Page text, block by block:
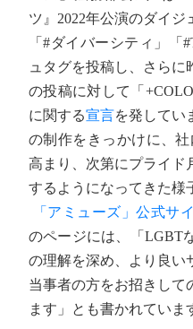
ツ』2022年公演のダイ
「#ダイバーシティ」「
ュタグを投稿し、さら
の投稿に対して「
に関する宣言を発してい
の制作をきっかけに、
高まり、次第にプライド
するようになってきた様
「アミューズ」公式サ
のページには、「LGBT
の理解を深め、より良い
当事者の方をお招きして
ます」とも書かれていま